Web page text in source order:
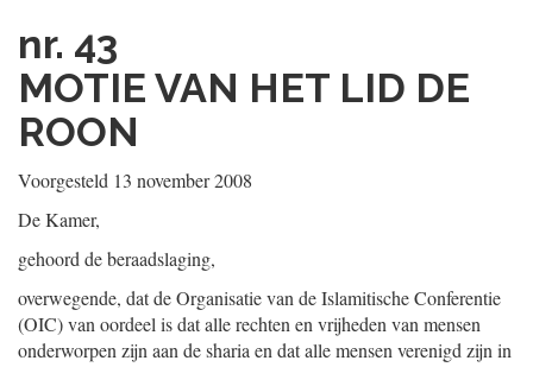
nr. 43
MOTIE VAN HET LID DE
ROON
Voorgesteld 13 november 2008
De Kamer,
gehoord de beraadslaging,
overwegende, dat de Organisatie van de Islamitische Conferentie
(OIC) van oordeel is dat alle rechten en vrijheden van mensen
onderworpen zijn aan de sharia en dat alle mensen verenigd zijn in